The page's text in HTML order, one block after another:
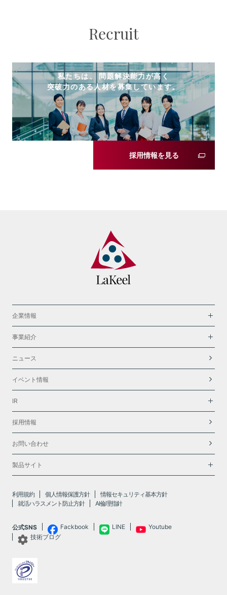
Recruit
私たちは、 問題解決能力が高く
突破力のある人材を募集しています。
採用情報を見る
企業情報
事業紹介
ニュース
イベント情報
IR
採用情報
お問い合わせ
製品サイト
利用規約 個人情報保護方針
情報セキュリティ基本方針
就活ハラスメント防止方針
AI倫理指針
公式SNS Fackbook LINE
Youtube
技術ブログ